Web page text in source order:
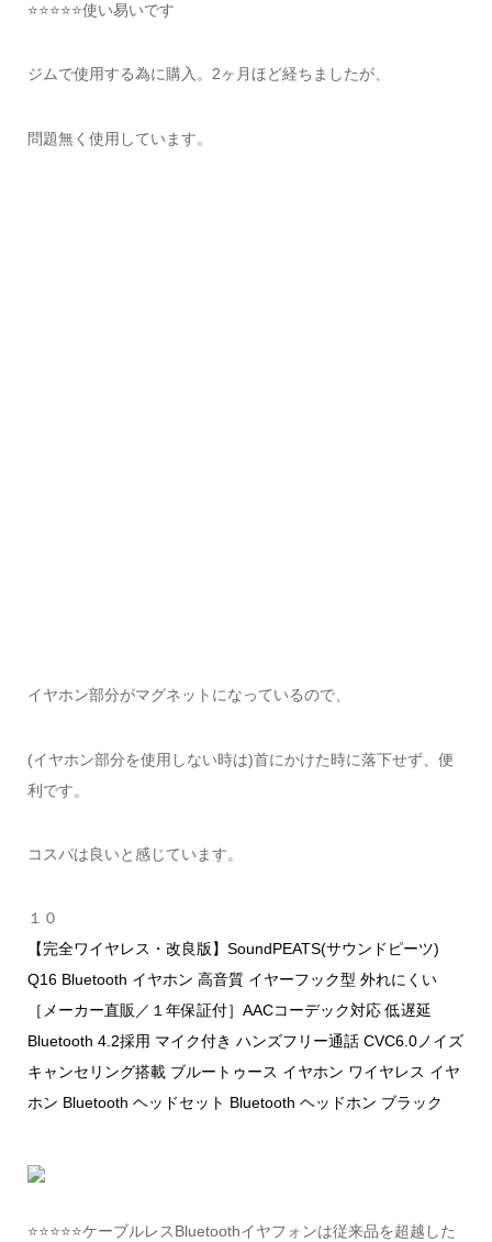
⭐️⭐️⭐️⭐️⭐️使い易いです
ジムで使用する為に購入。2ヶ月ほど経ちましたが、
問題無く使用しています。
イヤホン部分がマグネットになっているので、
(イヤホン部分を使用しない時は)首にかけた時に落下せず、便
利です。
コスパは良いと感じています。
１０
【完全ワイヤレス・改良版】SoundPEATS(サウンドピーツ)
Q16 Bluetooth イヤホン 高音質 イヤーフック型 外れにくい
［メーカー直販／１年保証付］AACコーデック対応 低遅延
Bluetooth 4.2採用 マイク付き ハンズフリー通話 CVC6.0ノイズ
キャンセリング搭載 ブルートゥース イヤホン ワイヤレス イヤ
ホン Bluetooth ヘッドセット Bluetooth ヘッドホン ブラック
⭐️⭐️⭐️⭐️⭐️ケーブルレスBluetoothイヤフォンは従来品を超越した